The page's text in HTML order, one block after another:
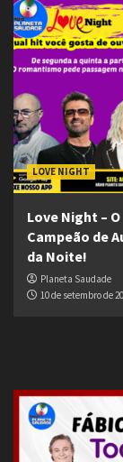
LOVE NIGHT
Love Night – O
Campeão de
da Noite!
Planeta Saudade
10 de setembro de